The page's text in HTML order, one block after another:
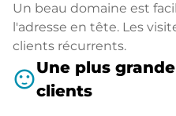
Un beau domaine est
l'adresse en tête. Les
clients récurrents.
sentiment_satisfiedUne plus
clients